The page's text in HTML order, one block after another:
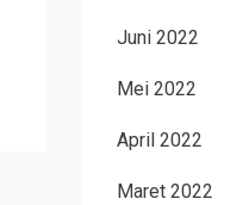
Juni 2022
Mei 2022
April 2022
Maret 2022